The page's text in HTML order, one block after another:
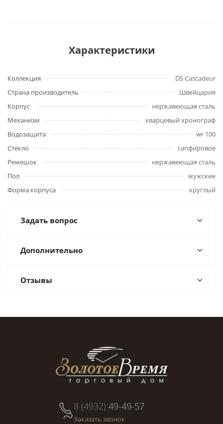
Характеристики
Коллекция
DS Cascadeur
Страна производитель
Швейцария
Корпус
нержавеющая сталь
Механизм
кварцевый хронограф
Водозащита
wr 100
Стекло
сапфировое
Ремешок
нержавеющая сталь
Пол
мужские
Форма корпуса
круглый
Задать вопрос
Дополнительно
Отзывы
8 (4932) 49-49-57
Заказать звонок